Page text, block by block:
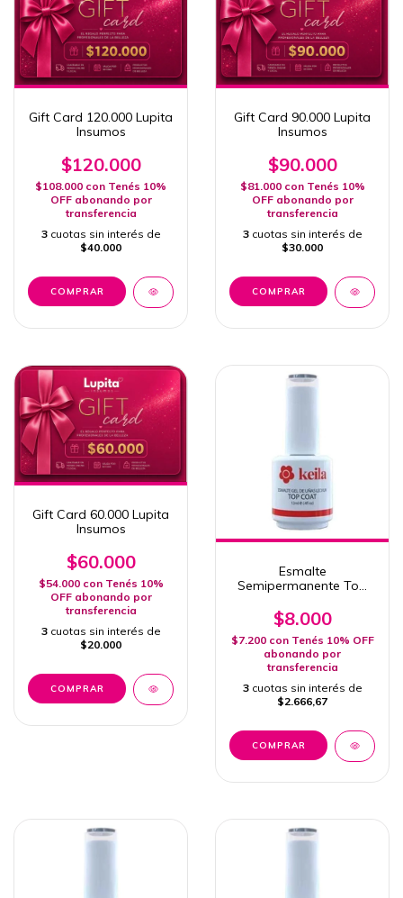
Gift Card 120.000 Lupita
Insumos
$120.000
$108.000 con Tenés 10%
OFF abonando por
transferencia
3 cuotas sin interés de
$40.000
Gift Card 90.000 Lupita
Insumos
$90.000
$81.000 con Tenés 10%
OFF abonando por
transferencia
3 cuotas sin interés de
$30.000
Gift Card 60.000 Lupita
Insumos
$60.000
$54.000 con Tenés 10%
OFF abonando por
transferencia
3 cuotas sin interés de
$20.000
Esmalte
Semipermanente Top
Gel Polish Uv Led Keila
12ml
$8.000
$7.200 con Tenés 10% OFF
abonando por
transferencia
3 cuotas sin interés de
$2.666,67